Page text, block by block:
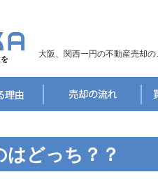
大阪、関西一円の不動産売却
はどっち？？